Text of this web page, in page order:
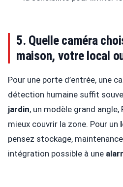
5. Quelle caméra
maison, votre local
Pour une porte d’entrée, une
détection humaine suffit
jardin, un modèle grand
mieux couvrir la zone. Pour un
pensez stockage,
intégration possible à une